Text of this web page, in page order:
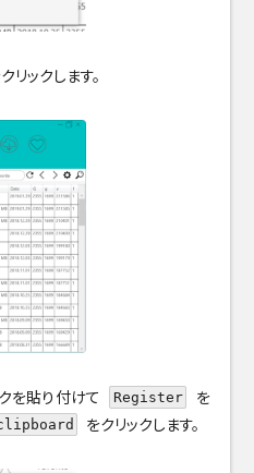
ックします。
を貼り付けて Register
を
をクリックします。